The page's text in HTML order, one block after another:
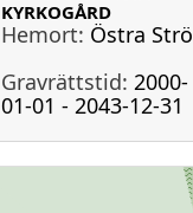
KYRKOGÅRD
Hemort: Östra Strö
Gravrättstid: 2000-
01-01 - 2043-12-31